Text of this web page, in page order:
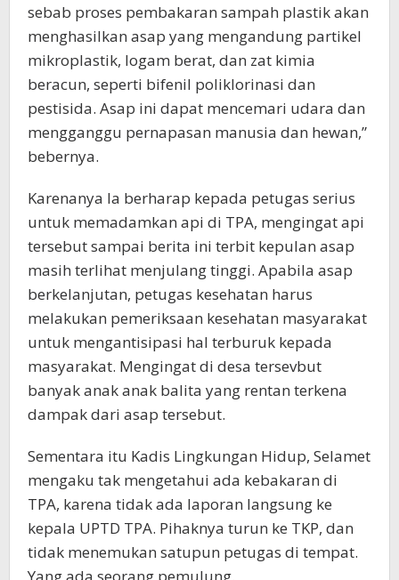
sebab proses pembakaran sampah plastik akan
menghasilkan asap yang mengandung partikel
mikroplastik, logam berat, dan zat kimia
beracun, seperti bifenil poliklorinasi dan
pestisida. Asap ini dapat mencemari udara dan
mengganggu pernapasan manusia dan hewan,”
bebernya.
Karenanya Ia berharap kepada petugas serius
untuk memadamkan api di TPA, mengingat api
tersebut sampai berita ini terbit kepulan asap
masih terlihat menjulang tinggi. Apabila asap
berkelanjutan, petugas kesehatan harus
melakukan pemeriksaan kesehatan masyarakat
untuk mengantisipasi hal terburuk kepada
masyarakat. Mengingat di desa tersevbut
banyak anak anak balita yang rentan terkena
dampak dari asap tersebut.
Sementara itu Kadis Lingkungan Hidup, Selamet
mengaku tak mengetahui ada kebakaran di
TPA, karena tidak ada laporan langsung ke
kepala UPTD TPA. Pihaknya turun ke TKP, dan
tidak menemukan satupun petugas di tempat.
Yang ada seorang pemulung.